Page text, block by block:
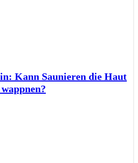
Kann Saunieren die Haut